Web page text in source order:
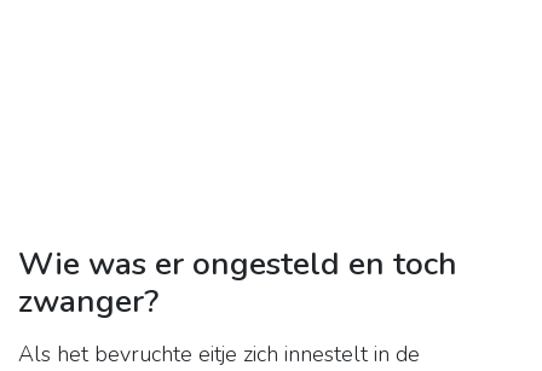
Wie was er ongesteld en toch
zwanger?
Als het bevruchte eitje zich innestelt in de